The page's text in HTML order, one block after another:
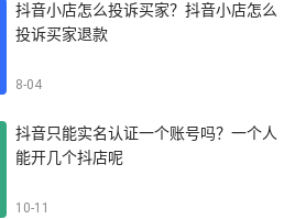
抖音小店怎么投诉买家？抖音小店怎么
投诉买家退款
8-04
抖音只能实名认证一个账号吗？一个人
能开几个抖店呢
10-11